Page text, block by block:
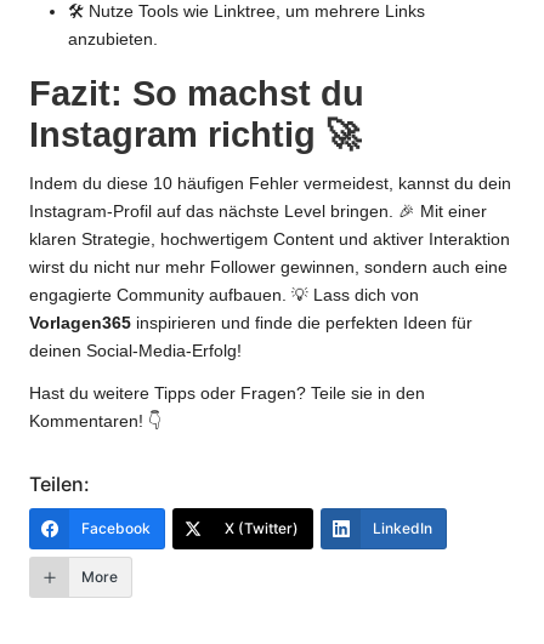
🛠️ Nutze Tools wie Linktree, um mehrere Links
anzubieten.
Fazit: So machst du
Instagram richtig 🚀
Indem du diese 10 häufigen Fehler vermeidest, kannst du dein
Instagram-Profil auf das nächste Level bringen. 🎉 Mit einer
klaren Strategie, hochwertigem Content und aktiver Interaktion
wirst du nicht nur mehr Follower gewinnen, sondern auch eine
engagierte Community aufbauen. 💡 Lass dich von
Vorlagen365 inspirieren und finde die perfekten Ideen für
deinen Social-Media-Erfolg!
Hast du weitere Tipps oder Fragen? Teile sie in den
Kommentaren! 👇
Teilen:
Facebook X (Twitter) LinkedIn
More